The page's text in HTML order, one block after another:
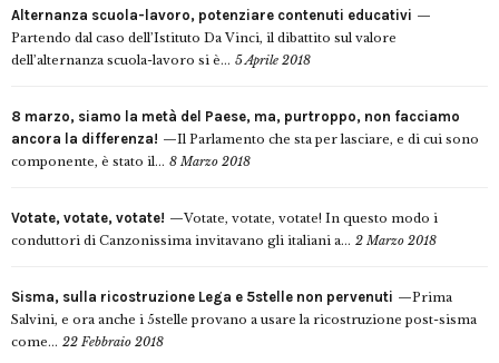
Alternanza scuola-lavoro, potenziare contenuti educativi
Partendo dal caso dell’Istituto Da Vinci, il dibattito sul valore
dell’alternanza scuola-lavoro si è... 5 Aprile 2018
8 marzo, siamo la metà del Paese, ma, purtroppo, non facciamo
ancora la differenza!
Il Parlamento che sta per lasciare, e di cui sono
componente, è stato il... 8 Marzo 2018
Votate, votate, votate!
Votate, votate, votate! In questo modo i
conduttori di Canzonissima invitavano gli italiani a... 2 Marzo 2018
Sisma, sulla ricostruzione Lega e 5stelle non pervenuti
Prima
Salvini, e ora anche i 5stelle provano a usare la ricostruzione post-sisma
come... 22 Febbraio 2018